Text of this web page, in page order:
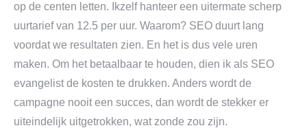
op de centen letten. Ikzelf hanteer een uitermate scherp
uurtarief van 12.5 per uur. Waarom? SEO duurt lang
voordat we resultaten zien. En het is dus vele uren
maken. Om het betaalbaar te houden, dien ik als SEO
evangelist de kosten te drukken. Anders wordt de
campagne nooit een succes, dan wordt de stekker er
uiteindelijk uitgetrokken, wat zonde zou zijn.